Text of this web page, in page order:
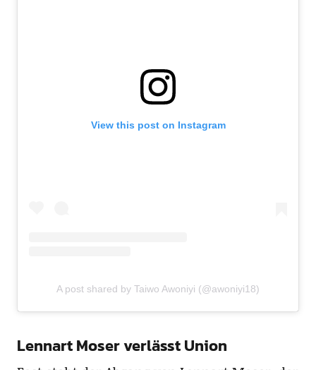
View this post on Instagram
A post shared by Taiwo Awoniyi (@awoniyi18)
Lennart Moser verlässt Union